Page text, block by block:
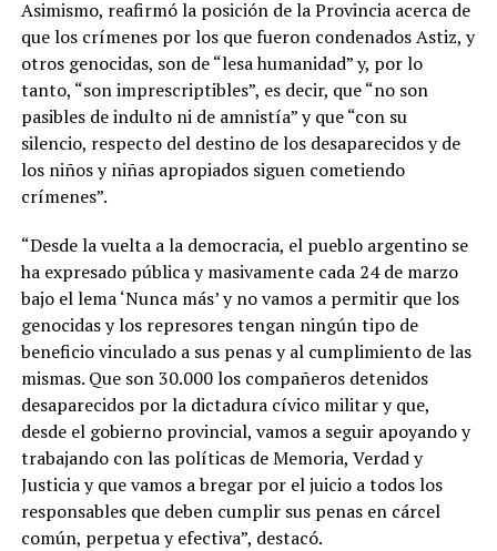
Asimismo, reafirmó la posición de la Provincia acerca de
que los crímenes por los que fueron condenados Astiz, y
otros genocidas, son de “lesa humanidad” y, por lo
tanto, “son imprescriptibles”, es decir, que “no son
pasibles de indulto ni de amnistía” y que “con su
silencio, respecto del destino de los desaparecidos y de
los niños y niñas apropiados siguen cometiendo
crímenes”.
“Desde la vuelta a la democracia, el pueblo argentino se
ha expresado pública y masivamente cada 24 de marzo
bajo el lema ‘Nunca más’ y no vamos a permitir que los
genocidas y los represores tengan ningún tipo de
beneficio vinculado a sus penas y al cumplimiento de las
mismas. Que son 30.000 los compañeros detenidos
desaparecidos por la dictadura cívico militar y que,
desde el gobierno provincial, vamos a seguir apoyando y
trabajando con las políticas de Memoria, Verdad y
Justicia y que vamos a bregar por el juicio a todos los
responsables que deben cumplir sus penas en cárcel
común, perpetua y efectiva”, destacó.